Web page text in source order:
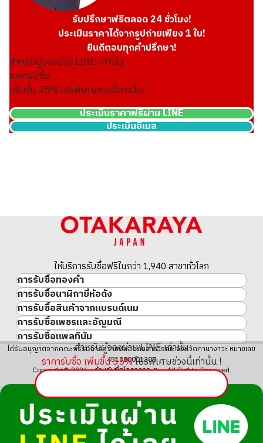
THB 1,924,027.10
รับปรึกษาฟรีตลอด 24 ชั่วโมง!
ประเมินราคาได้จากรูปถ่ายเพียง 1 ใบ!
ยินดีตอบทุกคำปรึกษา!
สำหรับผู้จองผ่าน LINE เท่านั้น
ราคารับซื้อ
เพิ่มขึ้น35% โปรพิเศษช่วงนี้เท่านั้น !
ประเมินราคาฟรีผ่าน LINE
ประเมินอีเมล
สำหรับผู้จองผ่าน LINE เท่านั้น
ราคารับซื้อ เพิ่มขึ้น35%โปรพิเศษช่วงนี้เท่านั้น !
ให้บริการรับซื้อฟรีในกว่า 1,940 สาขาทั่วโลก
การรับซื้อทองคำ
ทองคำ
ทองคำแท่ง
เหรียญทองคำ/เหรียญเงิน
ประวัติราคาทองคำ 10 ปี
ทองรูปพรรณ
แหวนทอง
สร้อยคอทอง・จี้ทอง
การรับซื้อนาฬิกายี่ห้อดัง
นาฬิกาแบรนด์เนม
Rolex
Patek Philippe
Audemars Piguet
Vacheron Constantin
A. Lange & Söhne
Breguet
การรับซื้อสินค้าจากแบรนด์เนม
สินค้าแบรนด์เนม
Cartier
LOUIS VUITTON
Hermès
CHANEL
CELINE
Fendi
Dior
การรับซื้อเพชรและอัญมณี
อัญมณี
เพชร
มรกต
ไพลิน
ทับทิม
การรับซื้อแพลทินัม
แพลทินัม
ได้รับอนุญาตจากคณะกรรมการความปลอดภัยสาธารณะ จังหวัดคานางาวะ หมายเลข
451380001308
Copyright© 2026 ร้านรับซื้อโอทาคาระยะ All Rights Reserved.